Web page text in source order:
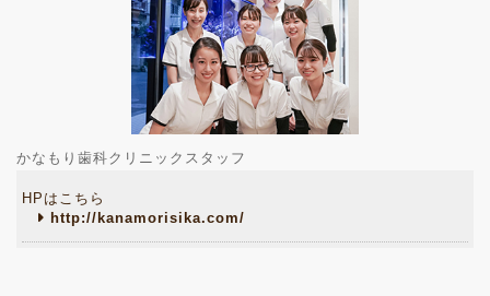
かなもり歯科クリニックスタッフ
HPはこちら
http://kanamorisika.com/